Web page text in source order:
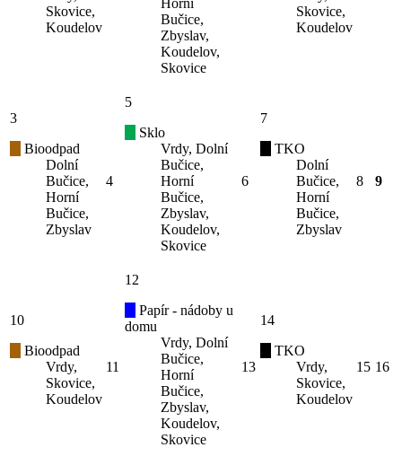
Skovice,
Koudelov
Horní
Bučice,
Zbyslav,
Koudelov,
Skovice
Skovice,
Koudelov
3
Bioodpad
Dolní
Bučice,
Horní
Bučice,
Zbyslav
4
5
Sklo
Vrdy, Dolní
Bučice,
Horní
Bučice,
Zbyslav,
Koudelov,
Skovice
6
7
TKO
Dolní
Bučice,
Horní
Bučice,
Zbyslav
8 9
10
Bioodpad
Vrdy,
Skovice,
Koudelov
11
12
Papír - nádoby u
domu
Vrdy, Dolní
Bučice,
Horní
Bučice,
Zbyslav,
Koudelov,
Skovice
13
14
TKO
Vrdy,
Skovice,
Koudelov
15 16